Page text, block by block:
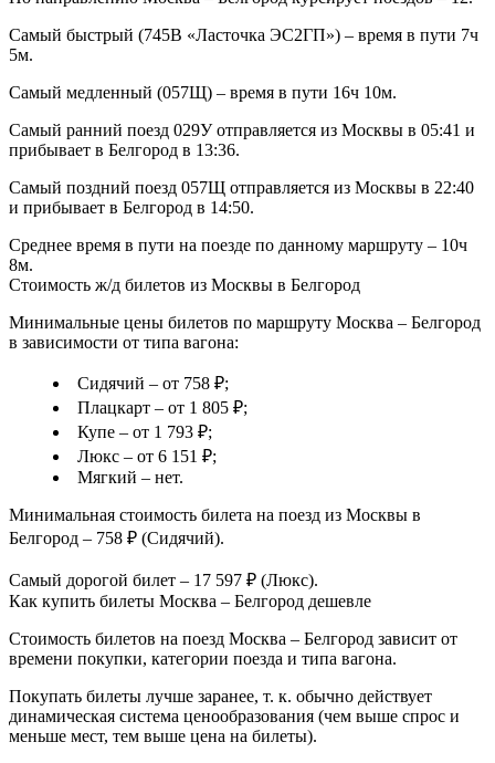
Самый быстрый (745В «Ласточка ЭС2ГП») – время в пути 7ч
5м.
Самый медленный (057Щ) – время в пути 16ч 10м.
Самый ранний поезд 029У отправляется из Москвы в 05:41 и
прибывает в Белгород в 13:36.
Самый поздний поезд 057Щ отправляется из Москвы в 22:40
и прибывает в Белгород в 14:50.
Среднее время в пути на поезде по данному маршруту – 10ч
8м.
Стоимость ж/д билетов из Москвы в Белгород
Минимальные цены билетов по маршруту Москва – Белгород
в зависимости от типа вагона:
Сидячий – от 758 ₽;
Плацкарт – от 1 805 ₽;
Купе – от 1 793 ₽;
Люкс – от 6 151 ₽;
Мягкий – нет.
Минимальная стоимость билета на поезд из Москвы в
Белгород – 758 ₽ (Сидячий).
Самый дорогой билет – 17 597 ₽ (Люкс).
Как купить билеты Москва – Белгород дешевле
Стоимость билетов на поезд Москва – Белгород зависит от
времени покупки, категории поезда и типа вагона.
Покупать билеты лучше заранее, т. к. обычно действует
динамическая система ценообразования (чем выше спрос и
меньше мест, тем выше цена на билеты).